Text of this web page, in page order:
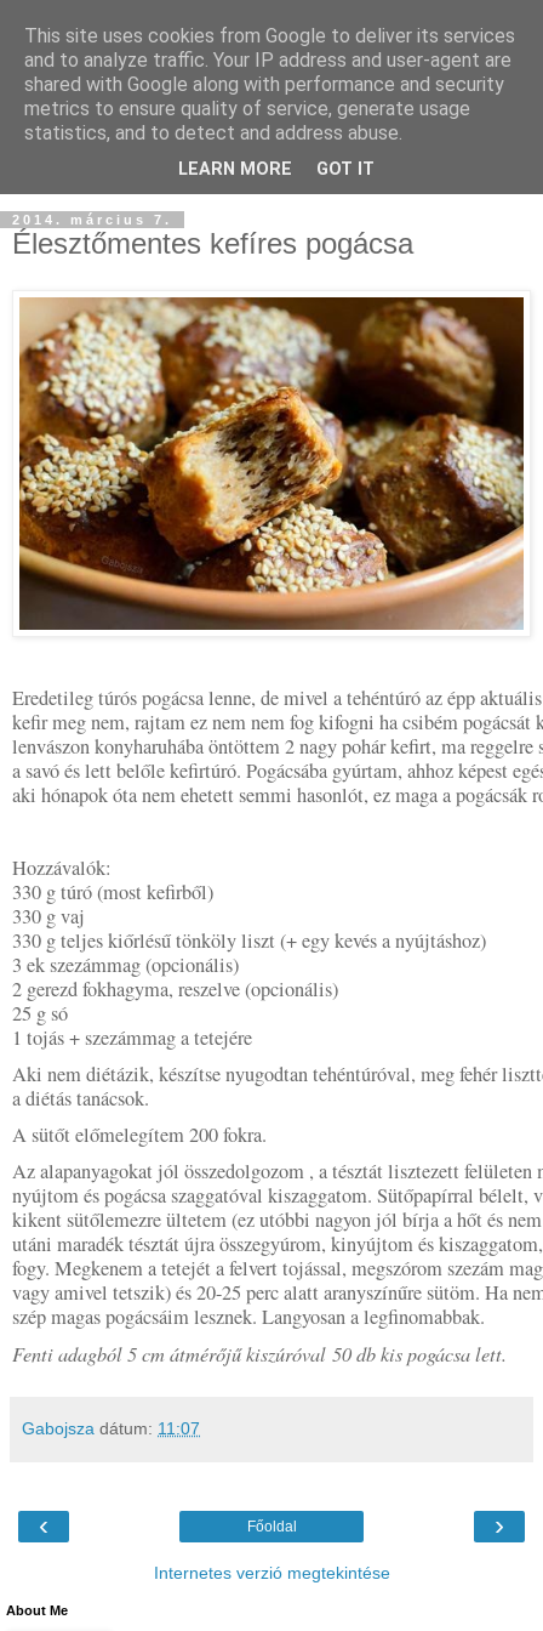
2014. március 7.
Élesztőmentes kefíres pogácsa
Eredetileg túrós pogácsa lenne, de mivel a tehéntúró az épp
kefir meg nem, rajtam ez nem nem fog kifogni ha csibém pogácsát
lenvászon konyharuhába öntöttem 2 nagy pohár kefirt, ma reggelre
a savó és lett belőle kefirtúró. Pogácsába gyúrtam, ahhoz képest
aki hónapok óta nem ehetett semmi hasonlót, ez maga a pogácsák
Hozzávalók:
330 g túró (most kefirből)
330 g vaj
330 g teljes kiőrlésű tönköly liszt (+ egy kevés a nyújtáshoz)
3 ek szezámmag (opcionális)
2 gerezd fokhagyma, reszelve (opcionális)
25 g só
1 tojás + szezámmag a tetejére
Aki nem diétázik, készítse nyugodtan tehéntúróval, meg fehér
a diétás tanácsok.
A sütőt előmelegítem 200 fokra.
Az alapanyagokat jól összedolgozom , a tésztát lisztezett felületen
nyújtom és pogácsa szaggatóval kiszaggatom. Sütőpapírral bélelt,
kikent sütőlemezre ültetem (ez utóbbi nagyon jól bírja a hőt és
utáni maradék tésztát újra összegyúrom, kinyújtom és
fogy. Megkenem a tetejét a felvert tojással, megszórom szezám
vagy amivel tetszik) és 20-25 perc alatt aranyszínűre sütöm. Ha
szép magas pogácsáim lesznek. Langyosan a legfinomabbak.
Fenti adagból 5 cm átmérőjű kiszúróval 50 db kis pogácsa lett.
Gabojsza dátum: 11:07
‹ ›
Főoldal
Internetes verzió megtekintése
About Me
This site uses cookies from Google to deliver its services
and to analyze traffic. Your IP address and user-agent are
shared with Google along with performance and security
metrics to ensure quality of service, generate usage
statistics, and to detect and address abuse.
LEARN MORE GOT IT